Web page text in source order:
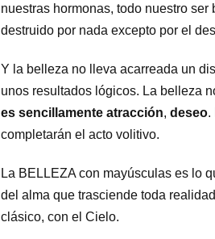
nuestras hormonas, todo nuestro
destruido por nada excepto por el
Y la belleza no lleva acarreada un
unos resultados lógicos. La belleza
es sencillamente atracción, deseo.
completarán el acto volitivo.
La BELLEZA con mayúsculas es lo
del alma que trasciende toda
clásico, con el Cielo.